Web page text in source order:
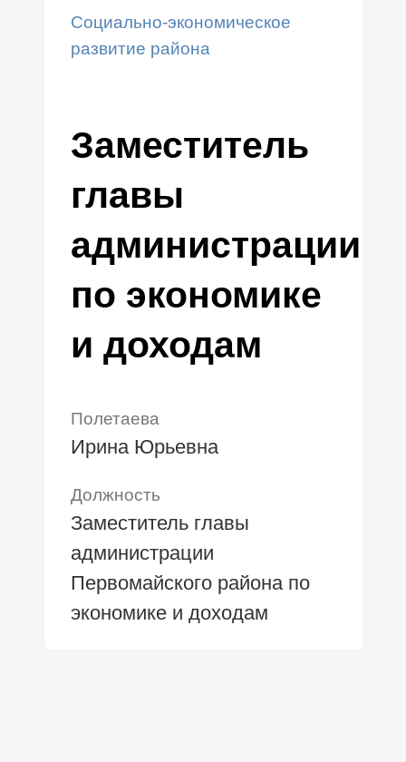
Социально-экономическое
развитие района
Заместитель
главы
администрации
по экономике
и доходам
Полетаева
Ирина Юрьевна
Должность
Заместитель главы
администрации
Первомайского района по
экономике и доходам